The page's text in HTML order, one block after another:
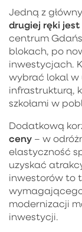
Jedną z
drugiej ręki
centrum
blokach, po
inwestycjach.
wybrać lokal w
infrastrukturą,
szkołami w
Dodatkową
ceny – w
elastyczność
uzyskać
inwestorów to
modernizacji
inwestycji.